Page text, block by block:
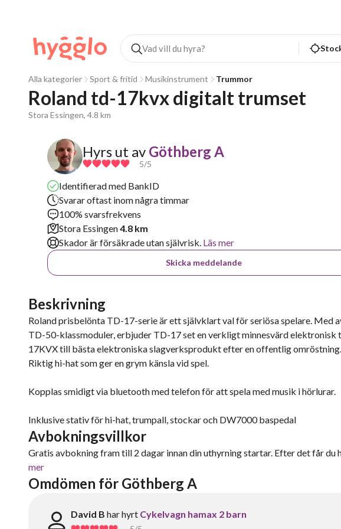
Alla kategorier Sport & fritid Musikinstrument Trummor
Roland td-17kvx digitalt trumset
Stora Essingen, 4.8 km
Hyrs ut av Göthberg A
5/5
Identifierad med BankID
Svarar oftast inom några timmar
100% svarsfrekvens
Stora Essingen4.8 km
Skador är försäkrade utan självrisk. Läs mer
Skicka meddelande
Beskrivning
Roland prisbelönta TD-17-serie är ett självklart val för seriösa spelare. Med
TD-50-klassmoduler, erbjuder TD-17 set en verkligt minnesvärd elektronisk
17KVX till bästa elektroniska slagverksprodukt efter en offentlig omröstning.
Riktig hi-hat som ger en grym känsla vid spel.
Kopplas smidigt via bluetooth med telefon för att spela med musik i hörlurar.
Inklusive stativ för hi-hat, trumpall, stockar och DW7000 baspedal
Avbokningsvillkor
Gratis avbokning fram till 2 dagar innan din uthyrning startar. Efter det får
mer
Omdömen för Göthberg A
David B har hyrt Cykelvagn hamax 2 barn